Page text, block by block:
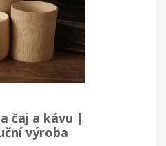
čaj a kávu |
výroba